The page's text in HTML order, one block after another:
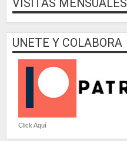
VISITAS MENSUALES
UNETE Y COLABORA
Click Aquí